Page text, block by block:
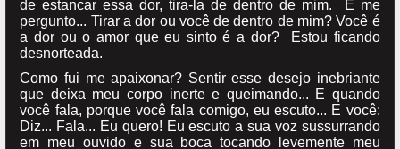
de estancar essa dor, tira-la de dentro de mim. E me
pergunto... Tirar a dor ou você de dentro de mim? Você é
a dor ou o amor que eu sinto é a dor? Estou ficando
desnorteada.
Como fui me apaixonar? Sentir esse desejo inebriante
que deixa meu corpo inerte e queimando... E quando
você fala, porque você fala comigo, eu escuto... E você:
Diz... Fala... Eu quero! Eu escuto a sua voz sussurrando
em meu ouvido e sua boca tocando levemente meu